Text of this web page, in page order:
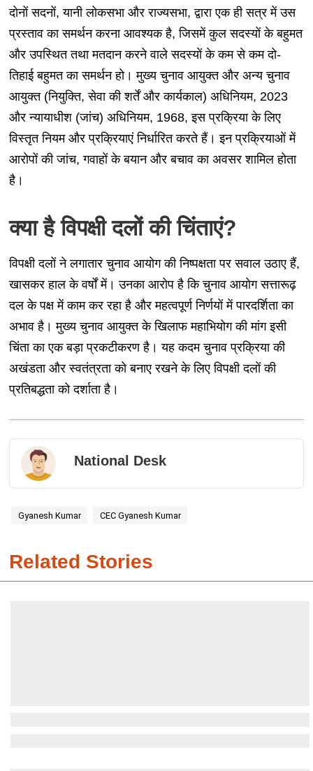
दोनों सदनों, यानी लोकसभा और राज्यसभा, द्वारा एक ही सत्र में उस
प्रस्ताव का समर्थन करना आवश्यक है, जिसमें कुल सदस्यों के बहुमत
और उपस्थित तथा मतदान करने वाले सदस्यों के कम से कम दो-
तिहाई बहुमत का समर्थन हो। मुख्य चुनाव आयुक्त और अन्य चुनाव
आयुक्त (नियुक्ति, सेवा की शर्तें और कार्यकाल) अधिनियम, 2023
और न्यायाधीश (जांच) अधिनियम, 1968, इस प्रक्रिया के लिए
विस्तृत नियम और प्रक्रियाएं निर्धारित करते हैं। इन प्रक्रियाओं में
आरोपों की जांच, गवाहों के बयान और बचाव का अवसर शामिल होता
है।
क्या है विपक्षी दलों की चिंताएं?
विपक्षी दलों ने लगातार चुनाव आयोग की निष्पक्षता पर सवाल उठाए हैं,
खासकर हाल के वर्षों में। उनका आरोप है कि चुनाव आयोग सत्तारूढ़
दल के पक्ष में काम कर रहा है और महत्वपूर्ण निर्णयों में पारदर्शिता का
अभाव है। मुख्य चुनाव आयुक्त के खिलाफ महाभियोग की मांग इसी
चिंता का एक बड़ा प्रकटीकरण है। यह कदम चुनाव प्रक्रिया की
अखंडता और स्वतंत्रता को बनाए रखने के लिए विपक्षी दलों की
प्रतिबद्धता को दर्शाता है।
National Desk
Gyanesh Kumar CEC Gyanesh Kumar
Related Stories